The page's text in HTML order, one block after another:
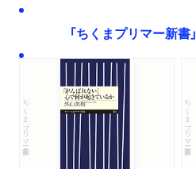
「ちくまプリマー新
ちくまプリマー新書 ちくまプリマー新書